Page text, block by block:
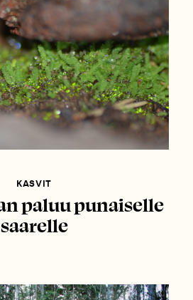
KASVIT
paluu punaiselle
saarelle